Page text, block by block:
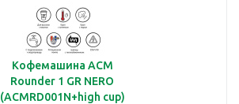
Кофемашина ACM
Rounder 1 GR NERO
(ACMRD001N+high cup)